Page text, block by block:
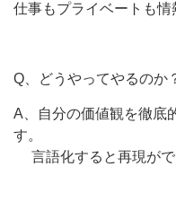
仕事もプライベートも情
Q、どうやってやるのか
A、自分の価値観を徹底
す。
言語化すると再現がで